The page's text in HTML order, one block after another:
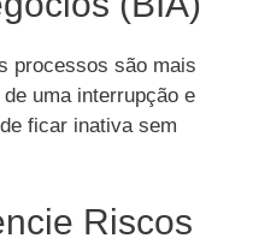
processos são mais
uma interrupção e
ficar inativa sem
Riscos